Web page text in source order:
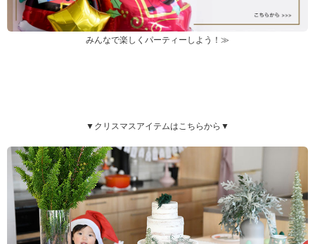
みんなで楽しくパーティーしよう！≫
▼クリスマスアイテムはこちらから▼